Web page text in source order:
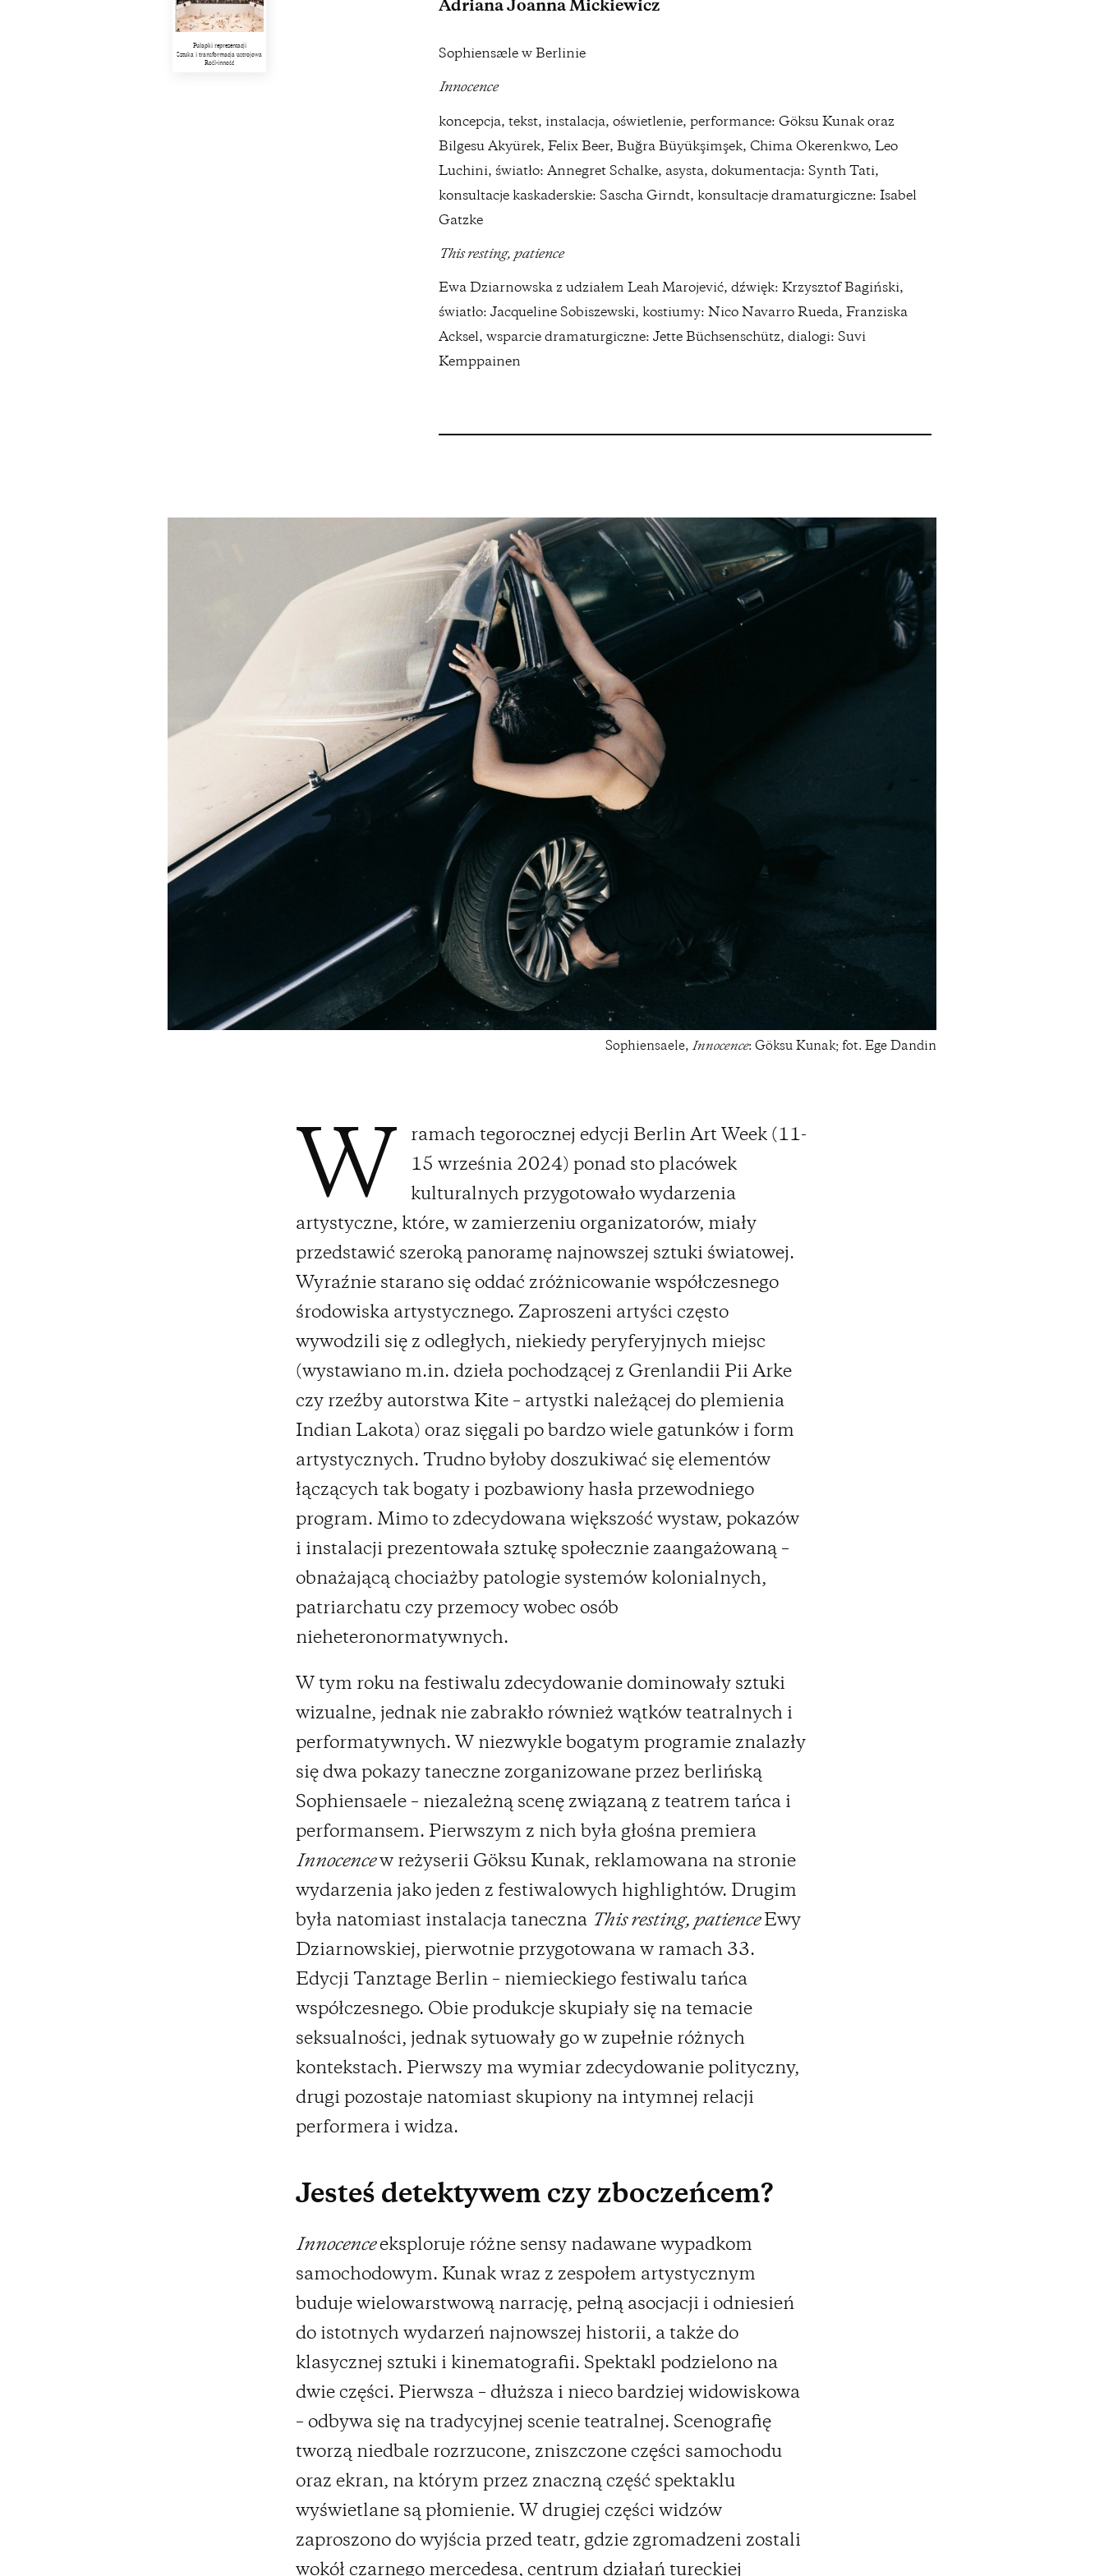
Pułapki reprezentacji
Sztuka i transformacja ustrojowa
Rośl-inność
Adriana Joanna Mickiewicz
Sophiensæle w Berlinie
Innocence
koncepcja, tekst, instalacja, oświetlenie, performance: Göksu Kunak oraz
Bilgesu Akyürek, Felix Beer, Buğra Büyükşimşek, Chima Okerenkwo, Leo
Luchini, światło: Annegret Schalke, asysta, dokumentacja: Synth Tati,
konsultacje kaskaderskie: Sascha Girndt, konsultacje dramaturgiczne: Isabel
Gatzke
This resting, patience
Ewa Dziarnowska z udziałem Leah Marojević, dźwięk: Krzysztof Bagiński,
światło: Jacqueline Sobiszewski, kostiumy: Nico Navarro Rueda, Franziska
Acksel, wsparcie dramaturgiczne: Jette Büchsenschütz, dialogi: Suvi
Kemppainen
Sophiensaele, Innocence: Göksu Kunak; fot. Ege Dandin
W
ramach tegorocznej edycji Berlin Art Week (11-
15 września 2024) ponad sto placówek
kulturalnych przygotowało wydarzenia
artystyczne, które, w zamierzeniu organizatorów, miały
przedstawić szeroką panoramę najnowszej sztuki światowej.
Wyraźnie starano się oddać zróżnicowanie współczesnego
środowiska artystycznego. Zaproszeni artyści często
wywodzili się z odległych, niekiedy peryferyjnych miejsc
(wystawiano m.in. dzieła pochodzącej z Grenlandii Pii Arke
czy rzeźby autorstwa Kite – artystki należącej do plemienia
Indian Lakota) oraz sięgali po bardzo wiele gatunków i form
artystycznych. Trudno byłoby doszukiwać się elementów
łączących tak bogaty i pozbawiony hasła przewodniego
program. Mimo to zdecydowana większość wystaw, pokazów
i instalacji prezentowała sztukę społecznie zaangażowaną –
obnażającą chociażby patologie systemów kolonialnych,
patriarchatu czy przemocy wobec osób
nieheteronormatywnych.
W tym roku na festiwalu zdecydowanie dominowały sztuki
wizualne, jednak nie zabrakło również wątków teatralnych i
performatywnych. W niezwykle bogatym programie znalazły
się dwa pokazy taneczne zorganizowane przez berlińską
Sophiensaele – niezależną scenę związaną z teatrem tańca i
performansem. Pierwszym z nich była głośna premiera
Innocencew reżyserii Göksu Kunak, reklamowana na stronie
wydarzenia jako jeden z festiwalowych highlightów. Drugim
była natomiast instalacja taneczna This resting, patienceEwy
Dziarnowskiej, pierwotnie przygotowana w ramach 33.
Edycji Tanztage Berlin – niemieckiego festiwalu tańca
współczesnego. Obie produkcje skupiały się na temacie
seksualności, jednak sytuowały go w zupełnie różnych
kontekstach. Pierwszy ma wymiar zdecydowanie polityczny,
drugi pozostaje natomiast skupiony na intymnej relacji
performera i widza.
Jesteś detektywem czy zboczeńcem?
Innocenceeksploruje różne sensy nadawane wypadkom
samochodowym. Kunak wraz z zespołem artystycznym
buduje wielowarstwową narrację, pełną asocjacji i odniesień
do istotnych wydarzeń najnowszej historii, a także do
klasycznej sztuki i kinematografii. Spektakl podzielono na
dwie części. Pierwsza – dłuższa i nieco bardziej widowiskowa
– odbywa się na tradycyjnej scenie teatralnej. Scenografię
tworzą niedbale rozrzucone, zniszczone części samochodu
oraz ekran, na którym przez znaczną część spektaklu
wyświetlane są płomienie. W drugiej części widzów
zaproszono do wyjścia przed teatr, gdzie zgromadzeni zostali
wokół czarnego mercedesa, centrum działań tureckiej